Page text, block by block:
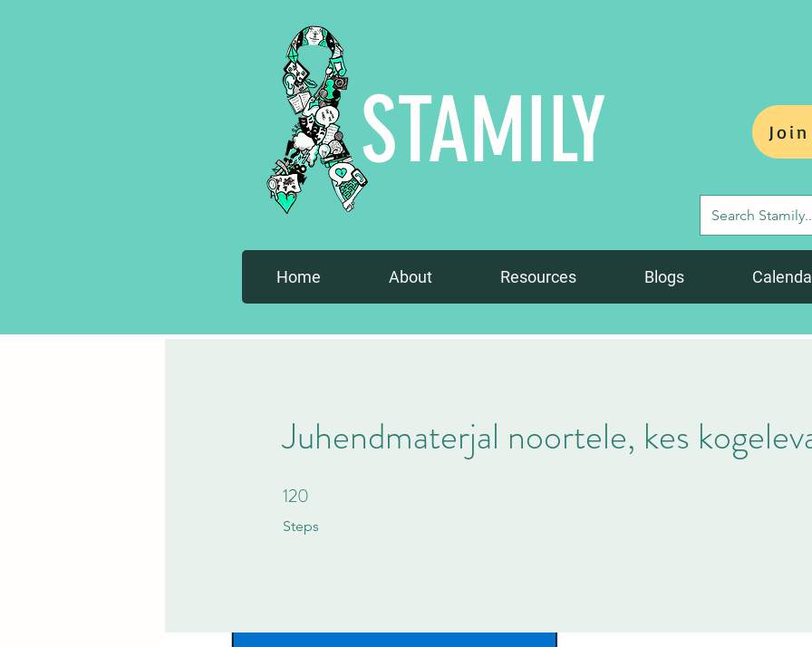
STAMILY
Home About Resources Blogs
Juhendmaterjal noortele, kes
120
Steps
120 Steps